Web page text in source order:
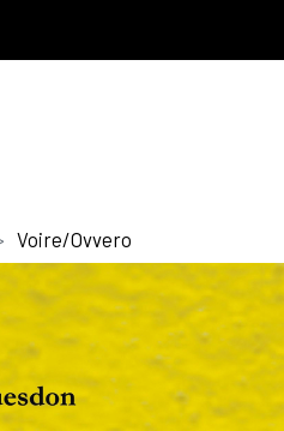
Voire/Ovvero